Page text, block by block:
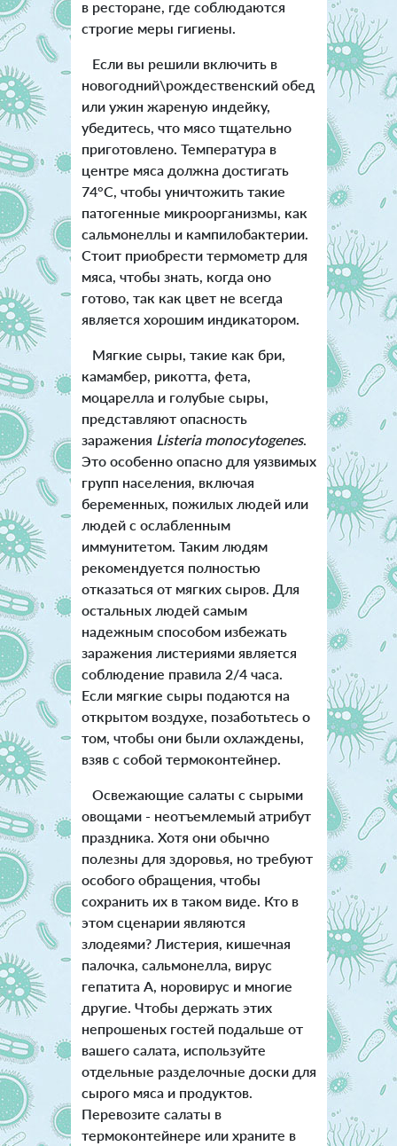
в ресторане, где соблюдаются
строгие меры гигиены.
Если вы решили включить в
новогодний\рождественский обед
или ужин жареную индейку,
убедитесь, что мясо тщательно
приготовлено. Температура в
центре мяса должна достигать
74°C, чтобы уничтожить такие
патогенные микроорганизмы, как
сальмонеллы и кампилобактерии.
Стоит приобрести термометр для
мяса, чтобы знать, когда оно
готово, так как цвет не всегда
является хорошим индикатором.
Мягкие сыры, такие как бри,
камамбер, рикотта, фета,
моцарелла и голубые сыры,
представляют опасность
заражения Listeria monocytogenes.
Это особенно опасно для уязвимых
групп населения, включая
беременных, пожилых людей или
людей с ослабленным
иммунитетом. Таким людям
рекомендуется полностью
отказаться от мягких сыров. Для
остальных людей самым
надежным способом избежать
заражения листериями является
соблюдение правила 2/4 часа.
Если мягкие сыры подаются на
открытом воздухе, позаботьтесь о
том, чтобы они были охлаждены,
взяв с собой термоконтейнер.
Освежающие салаты с сырыми
овощами - неотъемлемый атрибут
праздника. Хотя они обычно
полезны для здоровья, но требуют
особого обращения, чтобы
сохранить их в таком виде. Кто в
этом сценарии являются
злодеями? Листерия, кишечная
палочка, сальмонелла, вирус
гепатита А, норовирус и многие
другие. Чтобы держать этих
непрошеных гостей подальше от
вашего салата, используйте
отдельные разделочные доски для
сырого мяса и продуктов.
Перевозите салаты в
термоконтейнере или храните в